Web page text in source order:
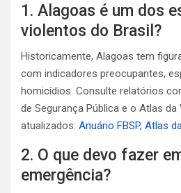
1. Alagoas é um dos
violentos do Brasil?
Historicamente, Alagoas tem
com indicadores preocupantes,
homicídios. Consulte relatórios
de Segurança Pública e o Atlas
atualizados: Anuário FBSP, Atlas
2. O que devo fazer
emergência?